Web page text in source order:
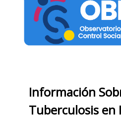
Información
Tuberculosis en